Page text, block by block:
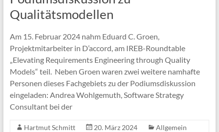
Qualitätsmodellen
Am 15. Februar 2024 nahm Eduard C. Groen,
Projektmitarbeiter in D’accord, am IREB-Roundtable
„Elevating Requirements Engineering through Quality
Models“ teil. Neben Groen waren zwei weitere namhafte
Personen dieses Fachgebiets zu der Podiumsdiskussion
eingeladen: Andrea Wohlgemuth, Software Strategy
Consultant bei der
Hartmut Schmitt 20. März 2024
Allgemein